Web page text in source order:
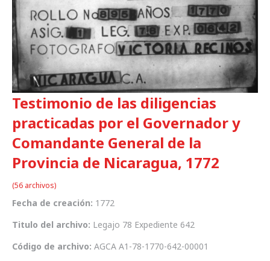
Testimonio de las diligencias
practicadas por el Governador y
Comandante General de la
Provincia de Nicaragua, 1772
(56 archivos)
Fecha de creación: 1772
Titulo del archivo: Legajo 78 Expediente 642
Código de archivo: AGCA A1-78-1770-642-00001